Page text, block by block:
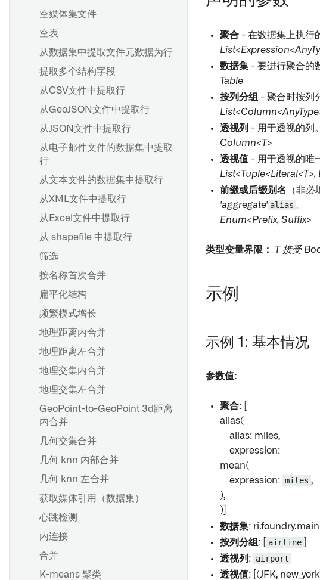
创建新的流式同步
增量更新
SAP 对象类型
动态筛选
从SAP提取长文本
配置自定义授权和角色管理
BEx 查询
函数
事务代码和报告提取
从SAP导入HANA视图
用户归属的 SAP 数据输出与
OAuth 2.0
性能考虑
使用 Foundry Streaming 进行
计算
流式密钥
流式有状态变换
概述
创建计划
查找和管理计划
常见调度配置
触发器类型参考
故障排除参考
向市场产品添加计划 [测试版]
概述
创建连接流
Compass 文件列出器
推荐的项目和团队结构
开发最佳实践
分支和发布流程
在流式Pipeline Builder管道中
合并数据
在 Pipeline Builder 中使用
LLM 节点
频繁模式挖掘
概述
添加数据集输出
添加Ontology输出
预览管道
交付管道
从输出中移除权限标记
重大更改
管道管理
添加输入采样策略
参数
搭建设置
创建自定义函数
显示和隐藏节点
Pipeline Builder 中的文件夹
颜色组
检查点
任务组
导出管道代码
概览
创建分支
提出更改
批准更改
空媒体集文件
空表
从数据集中提取文件元数据为行
提取多个结构字段
从CSV文件中提取行
从GeoJSON文件中提取行
从JSON文件中提取行
从电子邮件文件的数据集中提取
行
从文本文件的数据集中提取行
从XML文件中提取行
从Excel文件中提取行
从 shapefile 中提取行
筛选
按名称首次合并
扁平化结构
频繁模式增长
地理距离内合并
地理距离左合并
地理交集内合并
地理交集左合并
GeoPoint-to-GeoPoint 3d距离
内合并
几何交集合并
几何 knn 内部合并
几何 knn 左合并
获取媒体引用（数据集）
心跳检测
内连接
合并
K-means 聚类
聚合 - 在数据集上执行
数据集 - 要进行聚合的
Table
按列分组 - 聚合时按列
透视列 - 用于透视的列。
Column<T>
透视值 - 用于透视的唯
List<Tuple<Literal<T>,
前缀或后缀别名
（非
'aggregate' alias 。
Enum<Prefix, Suffix>
类型变量界限： T 接受
示例
示例 1: 基本情况
参数值:
聚合: [
alias(
alias: miles,
expression:
mean(
expression: miles ,
),
)]
数据集:
按列分组 : [ airline
透视列 : airport
透视值: [(JFK,